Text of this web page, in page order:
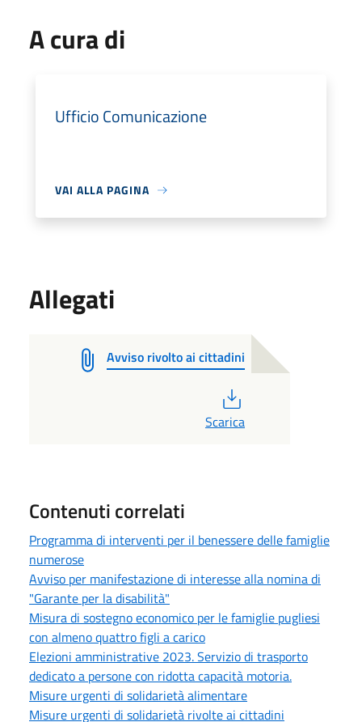
A cura di
Ufficio Comunicazione
VAI ALLA PAGINA
Allegati
Avviso rivolto ai cittadini
Scarica
Contenuti correlati
Programma di interventi per il benessere delle famiglie
numerose
Avviso per manifestazione di interesse alla nomina di
"Garante per la disabilità"
Misura di sostegno economico per le famiglie pugliesi
con almeno quattro figli a carico
Elezioni amministrative 2023. Servizio di trasporto
dedicato a persone con ridotta capacità motoria.
Misure urgenti di solidarietà alimentare
Misure urgenti di solidarietà rivolte ai cittadini